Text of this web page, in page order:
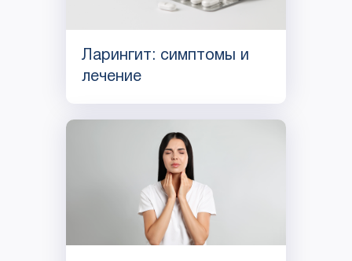
Ларингит: симптомы и
лечение